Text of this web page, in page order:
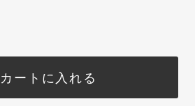
カートに入れる